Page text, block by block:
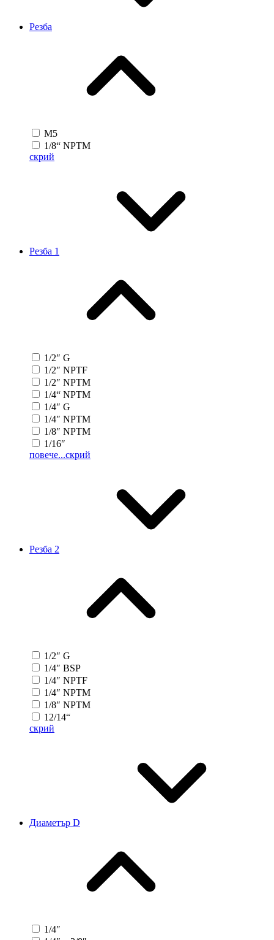
Резба
M5
1/8“ NPTM
скрий
Резба 1
1/2″ G
1/2″ NPTF
1/2″ NPTM
1/4“ NPTM
1/4″ G
1/4″ NPTM
1/8″ NPTM
1/16″
повече...скрий
Резба 2
1/2″ G
1/4″ BSP
1/4″ NPTF
1/4″ NPTM
1/8″ NPTM
12/14“
скрий
Диаметър D
1/4″